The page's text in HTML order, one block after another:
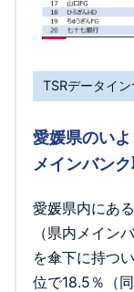
TSRデータイン
愛媛県のい
メインバン
愛媛県内にあ
（県内メイン
を傘下に持つ
位で18.5％（